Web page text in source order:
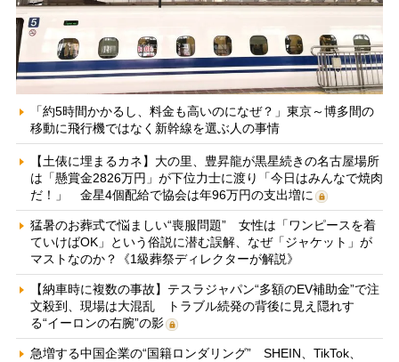
「約5時間かかるし、料金も高いのになぜ？」東京～博多間の
移動に飛行機ではなく新幹線を選ぶ人の事情
【土俵に埋まるカネ】大の里、豊昇龍が黒星続きの名古屋場所
は「懸賞金2826万円」が下位力士に渡り「今日はみんなで焼肉
だ！」 金星4個配給で協会は年96万円の支出増に
猛暑のお葬式で悩ましい“喪服問題” 女性は「ワンピースを着
ていけばOK」という俗説に潜む誤解、なぜ「ジャケット」が
マストなのか？《1級葬祭ディレクターが解説》
【納車時に複数の事故】テスラジャパン“多額のEV補助金”で注
文殺到、現場は大混乱 トラブル続発の背後に見え隠れす
る“イーロンの右腕”の影
急増する中国企業の“国籍ロンダリング” SHEIN、TikTok、